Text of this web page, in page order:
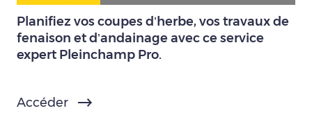
Planifiez vos coupes d’herbe, vos travaux de
fenaison et d’andainage avec ce service
expert Pleinchamp Pro.
Accéder